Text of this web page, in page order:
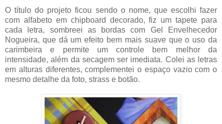
O título do projeto ficou sendo o nome, que escolhi fazer
com alfabeto em chipboard decorado, fiz um tapete para
cada letra, sombreei as bordas com Gel Envelhecedor
Nogueira, que dá um efeito bem mais suave que o uso da
carimbeira e permite um controle bem melhor da
intensidade, além da secagem ser imediata. Colei as letras
em alturas diferentes, complementei o espaço vazio com o
mesmo detalhe da foto, strass e botão.